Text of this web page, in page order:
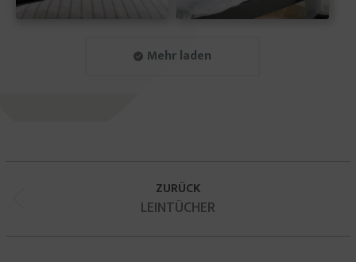
Mehr laden
KOMMENTARNAVIGATION
ZURÜCK
Vorheriger
Beitrag:
LEINTÜCHER